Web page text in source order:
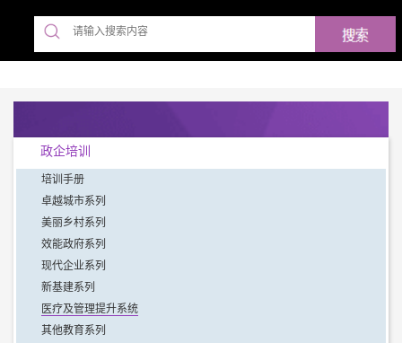
政企培训
培训手册
卓越城市系列
美丽乡村系列
效能政府系列
现代企业系列
新基建系列
医疗及管理提升系统
其他教育系列